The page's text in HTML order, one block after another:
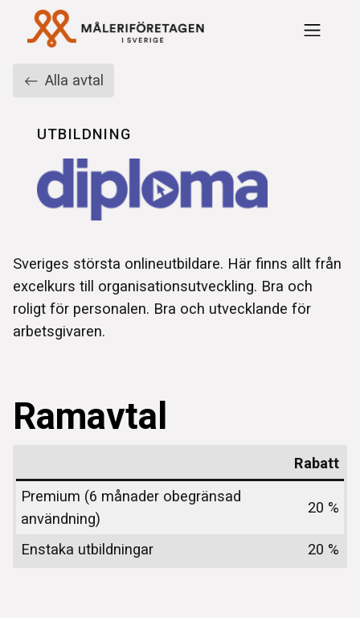
Alla avtal
UTBILDNING
Sveriges största onlineutbildare. Här finns allt från
excelkurs till organisationsutveckling. Bra och
roligt för personalen. Bra och utvecklande för
arbetsgivaren.
Ramavtal
Rabatt
Premium (6 månader obegränsad
användning)
20 %
Enstaka utbildningar 20 %